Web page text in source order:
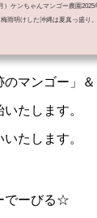
）ケンちゃんマンゴー農園
雨明けした沖縄は夏真っ盛り
ー」は、沖縄の太陽とほんの
ンゴーを守るために最小限の「
のマンゴー」
たします。
たします。
でーびる☆